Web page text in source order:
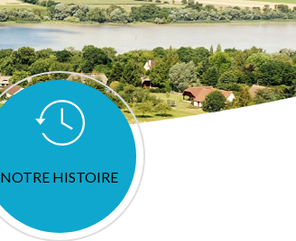
NOTRE HISTOIRE